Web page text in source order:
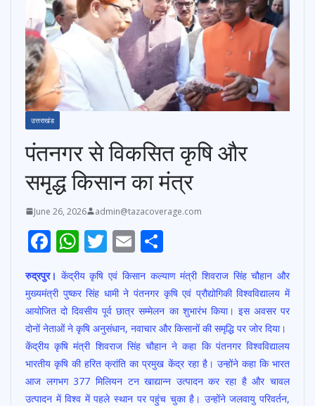
उत्तराखंड
पंतनगर से विकसित कृषि और
समृद्ध किसान का मंत्र
June 26, 2026 admin@tazacoverage.com
F
ac
e
b
o
o
k
W
at
s
A
p
p
T
w
itt
er
E
ai
l
ar
e
रुद्रपुर। केंद्रीय कृषि एवं किसान कल्याण मंत्री शिवराज सिंह चौहान और
मुख्यमंत्री पुष्कर सिंह धामी ने पंतनगर कृषि एवं प्रौद्योगिकी विश्वविद्यालय में
आयोजित दो दिवसीय पूर्व छात्र सम्मेलन का शुभारंभ किया। इस अवसर पर
दोनों नेताओं ने कृषि अनुसंधान, नवाचार और किसानों की समृद्धि पर जोर दिया।
केंद्रीय कृषि मंत्री शिवराज सिंह चौहान ने कहा कि पंतनगर विश्वविद्यालय
भारतीय कृषि की हरित क्रांति का प्रमुख केंद्र रहा है। उन्होंने कहा कि भारत
आज लगभग 377 मिलियन टन खाद्यान्न उत्पादन कर रहा है और चावल
उत्पादन में विश्व में पहले स्थान पर पहुंच चुका है। उन्होंने जलवायु परिवर्तन,